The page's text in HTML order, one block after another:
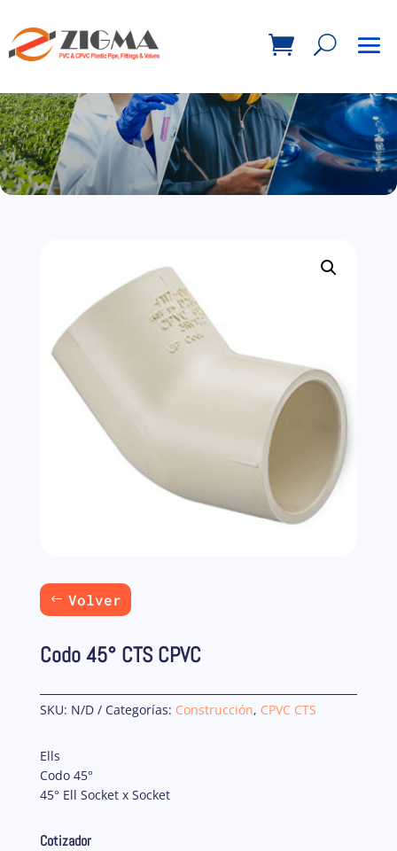
Volver
Codo 45° CTS CPVC
SKU: N/D Categorías: Construcción, CPVC CTS
Ells
Codo 45°
45° Ell Socket x Socket
Cotizador